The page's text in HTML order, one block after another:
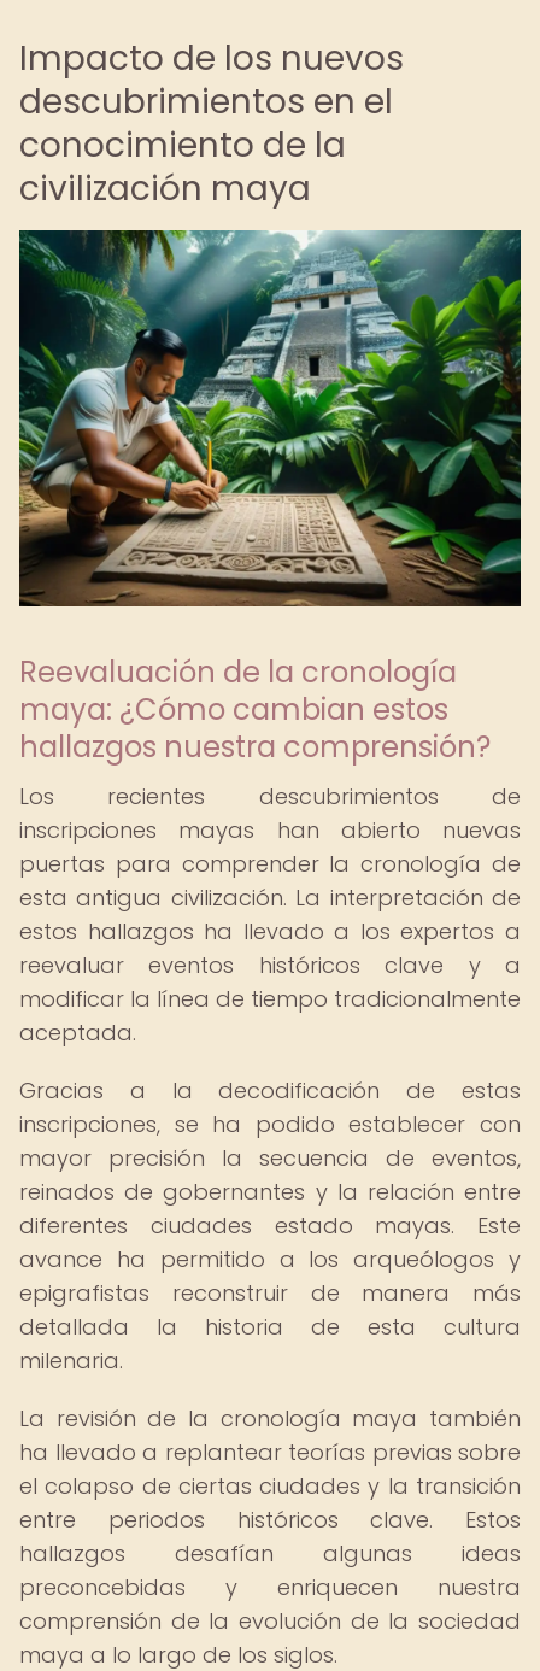
Impacto de los nuevos
descubrimientos en el
conocimiento de la
civilización maya
Reevaluación de la cronología
maya: ¿Cómo cambian estos
hallazgos nuestra comprensión?
Los recientes descubrimientos de
inscripciones mayas han abierto nuevas
puertas para comprender la cronología de
esta antigua civilización. La interpretación de
estos hallazgos ha llevado a los expertos a
reevaluar eventos históricos clave y a
modificar la línea de tiempo tradicionalmente
aceptada.
Gracias a la decodificación de estas
inscripciones, se ha podido establecer con
mayor precisión la secuencia de eventos,
reinados de gobernantes y la relación entre
diferentes ciudades estado mayas. Este
avance ha permitido a los arqueólogos y
epigrafistas reconstruir de manera más
detallada la historia de esta cultura
milenaria.
La revisión de la cronología maya también
ha llevado a replantear teorías previas sobre
el colapso de ciertas ciudades y la transición
entre periodos históricos clave. Estos
hallazgos desafían algunas ideas
preconcebidas y enriquecen nuestra
comprensión de la evolución de la sociedad
maya a lo largo de los siglos.